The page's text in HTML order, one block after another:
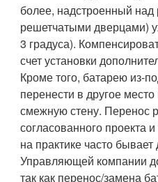
более, надстроенный
решетчатыми дверцами)
3 градуса).
счет установки
Кроме того, батарею из-
перенести в другое
смежную стену. Перенос
согласованного проекта
на практике часто бывает
Управляющей компании
так как перенос/замена